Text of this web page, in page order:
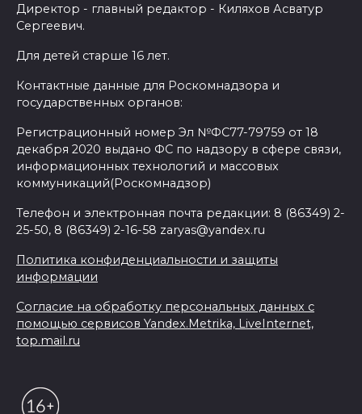
Директор - главный редактор - Киляхов Асватур
Сергеевич.
Для детей старше 16 лет.
Контактные данные для Роскомнадзора и
государственных органов:
Регистрационный номер Эл №ФС77-79759 от 18
декабря 2020 выдано ФС по надзору в сфере связи,
информационных технологий и массовых
коммуникаций(Роскомнадзор)
Телефон и электронная почта редакции: 8 (86349) 2-
25-50, 8 (86349) 2-16-58 zaryas@yandex.ru
Политика конфиденциальности и защиты
информации
Согласие на обработку персональных данных с
помощью сервисов Yandex.Metrika, LiveInternet,
top.mail.ru